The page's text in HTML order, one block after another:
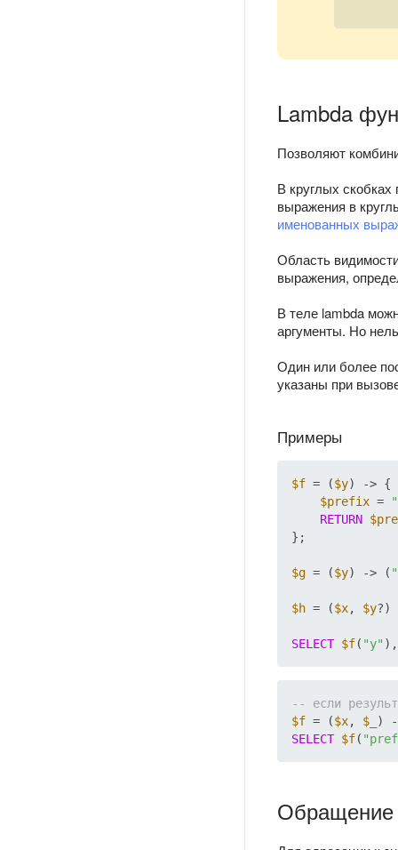
Lambda
Позволяют
В круглых
выражения в
именованных
Область
выражения,
В теле lambda
аргументы. Но
Один или более
указаны при
Примеры
$f = ($y) -> {
$prefix =
RETURN
};
$g = ($y) -> (
$h = ($x, $y?)
SELECT $f( "y"
$f = ($x, $_
)
SELECT $f(
Обращение